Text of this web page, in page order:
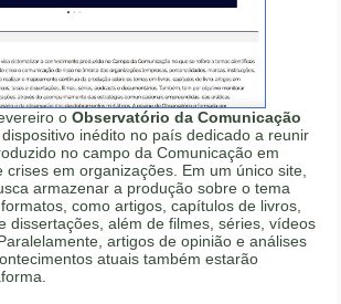
oObservatório da Comunicação
dispositivo inédito no país dedicado a reunir
no campo da Comunicação em
crises em organizações. Em um único site,
armazenar a produção sobre o tema
como artigos, capítulos de livros,
dissertações, além de filmes, séries, vídeos
artigos de opinião e análises
atuais também estarão